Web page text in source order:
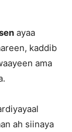
ayaa
kaddib
ama
ah siinaya